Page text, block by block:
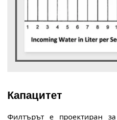
Капацитет
Филтърът е проектиран за